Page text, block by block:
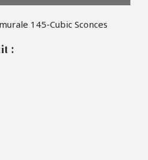
145-Cubic Sconces
: